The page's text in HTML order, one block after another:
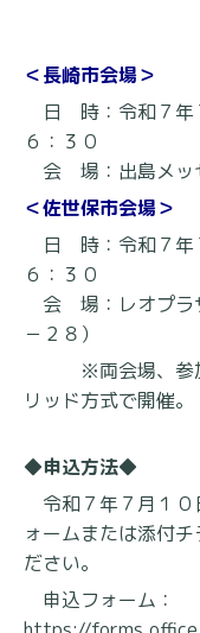
＜長崎市会場＞
日 時：令和７年
６：３０
会 場：出島メッ
＜佐世保市会場＞
日 時：令和７年
６：３０
会 場：レオプラ
－２８）
※両会場、参加
リッド方式で開催。
◆申込方法◆
令和７年７月１０
ォームまたは添付
ださい。
申込フォーム：